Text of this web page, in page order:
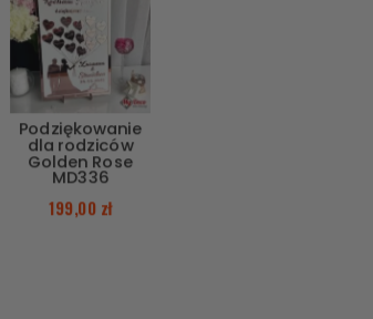
Podziękowanie
dla rodziców
Golden Rose
MD336
199,00 zł